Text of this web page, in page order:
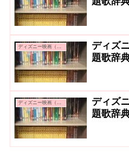
ディズ
題歌辞
ディズニー映画（アニメーション）
ディズ
題歌辞